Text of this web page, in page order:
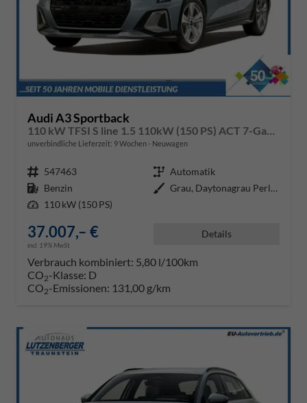
Audi A3 Sportback
unverbindliche Lieferzeit: 9 Wochen Neuwagen
Fahrzeugnr. 547463 Getriebe Automatik
Kraftstoff Benzin Außenfarbe
Grau, Daytonagrau Perleffekt (6Y
Leistung 110 kW (150 PS)
37.007,– €
incl. 19% MwSt.
Details
Verbrauch kombiniert: 5,80 l/100km
CO2-Klasse: D
CO2-Emissionen: 131,00 g/km